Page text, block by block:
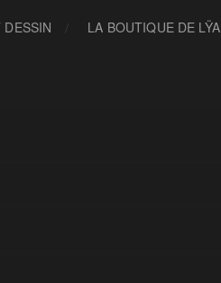
DESSIN LA BOUTIQUE DE LŸA